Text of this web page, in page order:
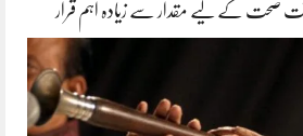
صحت کے لیے مقدار سے زیادہ اہم قرار